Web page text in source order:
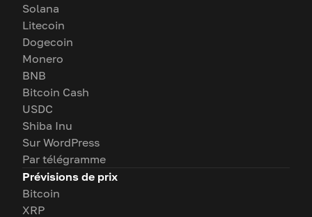
Solana
Litecoin
Dogecoin
Monero
BNB
Bitcoin Cash
USDC
Shiba Inu
Sur WordPress
Par télégramme
Prévisions de prix
Bitcoin
XRP